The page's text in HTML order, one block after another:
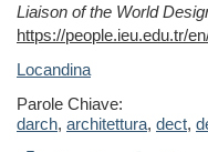
Liaison of the World
https://people.ieu.edu.tr/
Locandina
Parole Chiave:
darch, architettura, dect,